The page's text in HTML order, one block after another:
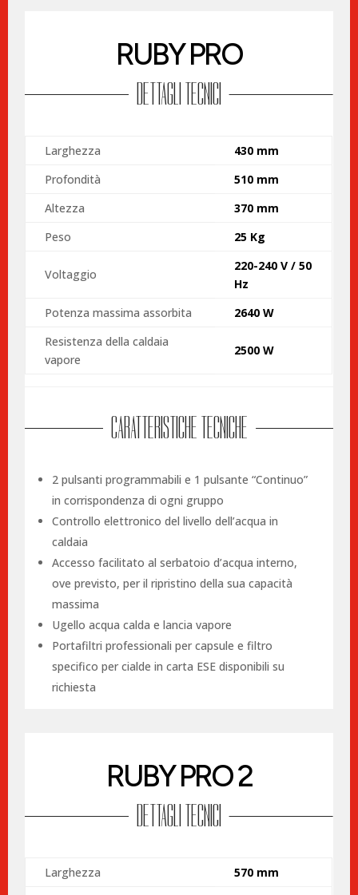
RUBY PRO
DETTAGLI TECNICI
Larghezza
430 mm
Profondità
510 mm
Altezza
370 mm
Peso
25 Kg
Voltaggio
220-240 V / 50
Hz
Potenza massima assorbita
2640 W
Resistenza della caldaia
vapore
2500 W
CARATTERISTICHE TECNICHE
2 pulsanti programmabili e 1 pulsante “Continuo”
in corrispondenza di ogni gruppo
Controllo elettronico del livello dell’acqua in
caldaia
Accesso facilitato al serbatoio d’acqua interno,
ove previsto, per il ripristino della sua capacità
massima
Ugello acqua calda e lancia vapore
Portafiltri professionali per capsule e filtro
specifico per cialde in carta ESE disponibili su
richiesta
RUBY PRO 2
DETTAGLI TECNICI
Larghezza
570 mm